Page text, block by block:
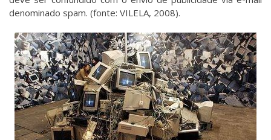
denominado spam. (fonte: VILELA, 2008).